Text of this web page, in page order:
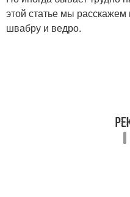
этой статье мы расскажем
швабру и ведро.